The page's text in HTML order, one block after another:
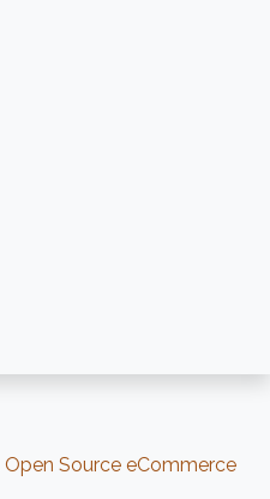
Open Source eCommerce